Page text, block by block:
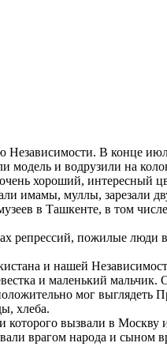
Независимости. В конце
модель и водрузили на
хороший, интересный
имамы, муллы, зарезали
в Ташкенте, в том
репрессий, пожилые
и нашей
и маленький мальчик.
мог выглядеть
хлеба.
вызвали в Москву
врагом народа и сыном